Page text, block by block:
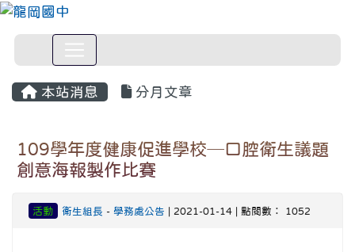
本站消息 分月文章
109學年度健康促進學校─口腔衛生議題
創意海報製作比賽
活動 衛生組長 - 學務處公告 | 2021-01-14 | 點閱數： 1052